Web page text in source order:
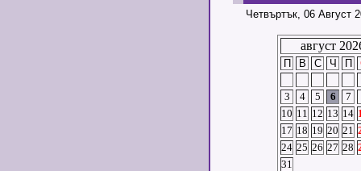
Четвъртък, 06 Август
август
П В С Ч П
3
4 5 6 7
10 11 12 13 14
17 18 19 20 21
24 25 26 27 28
31